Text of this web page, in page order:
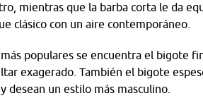
mientras que la barba corta le da
clásico con un aire contemporáneo.
populares se encuentra el bigote
exagerado. También el bigote
desean un estilo más masculino.